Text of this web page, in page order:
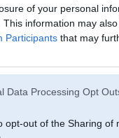
of your personal
This information may
Participants that may
Data Processing Opt
opt-out of the Sharing of
bet vispār uz